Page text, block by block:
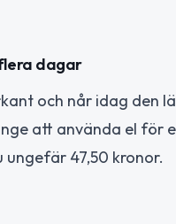
dagar
och når idag den
att använda el för
ungefär 47,50 kronor.